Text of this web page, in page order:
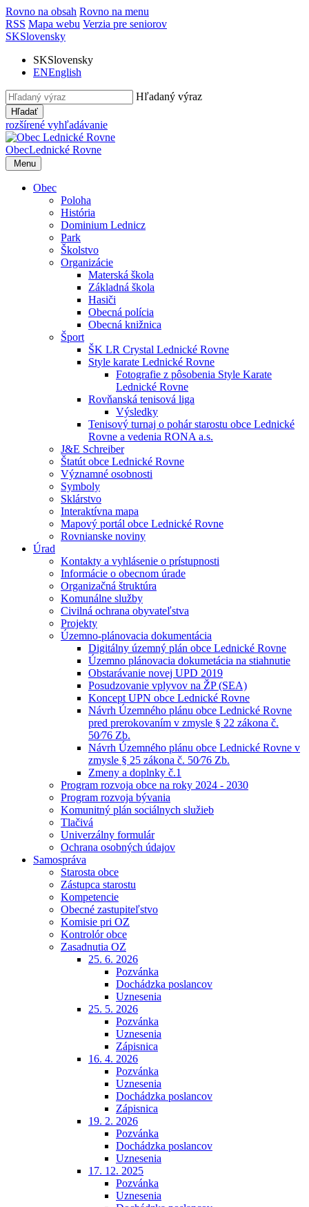
Rovno na obsah Rovno na menu
RSS Mapa webu Verzia pre seniorov
SKSlovensky
SKSlovensky
ENEnglish
Hľadaný výraz
Hľadať
rozšírené vyhľadávanie
ObecLednické Rovne
Menu
Obec
Poloha
História
Dominium Lednicz
Park
Školstvo
Organizácie
Materská škola
Základná škola
Hasiči
Obecná polícia
Obecná knižnica
Šport
ŠK LR Crystal Lednické Rovne
Style karate Lednické Rovne
Fotografie z pôsobenia Style Karate
Lednické Rovne
Rovňanská tenisová liga
Výsledky
Tenisový turnaj o pohár starostu obce Lednické
Rovne a vedenia RONA a.s.
J&E Schreiber
Štatút obce Lednické Rovne
Významné osobnosti
Symboly
Sklárstvo
Interaktívna mapa
Mapový portál obce Lednické Rovne
Rovnianske noviny
Úrad
Kontakty a vyhlásenie o prístupnosti
Informácie o obecnom úrade
Organizačná štruktúra
Komunálne služby
Civilná ochrana obyvateľstva
Projekty
Územno-plánovacia dokumentácia
Digitálny územný plán obce Lednické Rovne
Územno plánovacia dokumetácia na stiahnutie
Obstarávanie novej UPD 2019
Posudzovanie vplyvov na ŽP (SEA)
Koncept UPN obce Lednické Rovne
Návrh Územného plánu obce Lednické Rovne
pred prerokovaním v zmysle § 22 zákona č.
50⁄76 Zb.
Návrh Územného plánu obce Lednické Rovne v
zmysle § 25 zákona č. 50⁄76 Zb.
Zmeny a doplnky č.1
Program rozvoja obce na roky 2024 - 2030
Program rozvoja bývania
Komunitný plán sociálnych služieb
Tlačivá
Univerzálny formulár
Ochrana osobných údajov
Samospráva
Starosta obce
Zástupca starostu
Kompetencie
Obecné zastupiteľstvo
Komisie pri OZ
Kontrolór obce
Zasadnutia OZ
25. 6. 2026
Pozvánka
Dochádzka poslancov
Uznesenia
25. 5. 2026
Pozvánka
Uznesenia
Zápisnica
16. 4. 2026
Pozvánka
Uznesenia
Dochádzka poslancov
Zápisnica
19. 2. 2026
Pozvánka
Dochádzka poslancov
Uznesenia
17. 12. 2025
Pozvánka
Uznesenia